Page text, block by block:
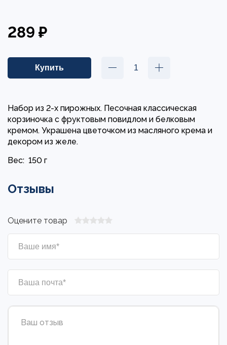
Набор из 2-х пирожных. Песочная классическая
корзиночка с фруктовым повидлом и белковым
кремом. Украшена цветочком из масляного крема и
декором из желе.
Вес: 150 г
289 ₽
Отзывы
Оцените товар